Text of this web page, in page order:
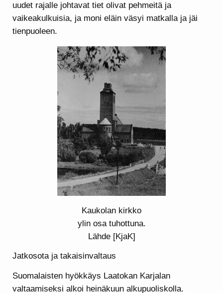
uudet rajalle johtavat tiet olivat pehmeitä ja
vaikeakulkuisia, ja moni eläin väsyi matkalla ja jäi
tienpuoleen.
Kaukolan kirkko
ylin osa tuhottuna.
Lähde [KjaK]
Jatkosota ja takaisinvaltaus
Suomalaisten hyökkäys Laatokan Karjalan
valtaamiseksi alkoi heinäkuun alkupuoliskolla.